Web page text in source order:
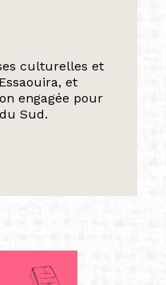
culturelles et
et
engagée pour
Sud.